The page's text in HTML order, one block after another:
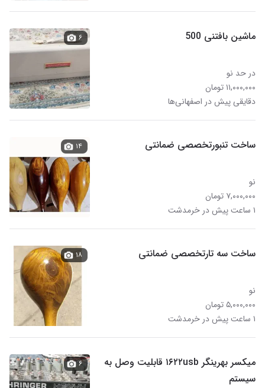
ماشین بافتنی 500
در حد نو
۱۱,۰۰۰,۰۰۰ تومان
دقایقی پیش در اصفهانی‌ها
۶
ساخت تنبورتخصصی ضمانتی
نو
۷,۰۰۰,۰۰۰ تومان
۱ ساعت پیش در خرمدشت
۱۴
ساخت سه تارتخصصی ضمانتی
نو
۵,۰۰۰,۰۰۰ تومان
۱ ساعت پیش در خرمدشت
۱۸
میکسر بهرینگر ۱۶۲۲usb قابلیت وصل به
سیستم
۶